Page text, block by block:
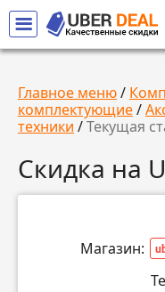
Главное меню/
комплектующие/
техники /Текущая
Скидка на
Магазин: